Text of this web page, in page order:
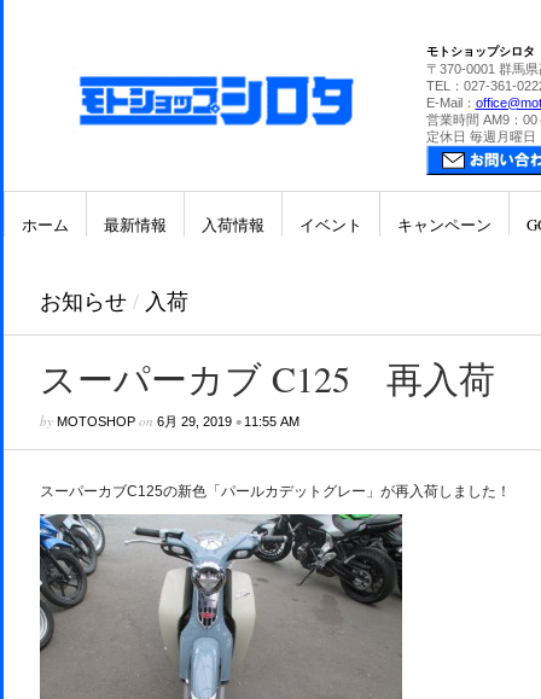
モトショップシロタ
〒370-0001 群馬
TEL：027-361-
E-Mail：
営業時間 AM9：00
定休日 毎週月曜日
ホーム 最新情報 入荷情報 イベント キャンペーン
お知らせ / 入荷
スーパーカブ C125 再入荷
by MOTOSHOPon 6月 29, 2019• 11:55 AM
スーパーカブC125の新色「パールカデットグレー」が再入荷しました！